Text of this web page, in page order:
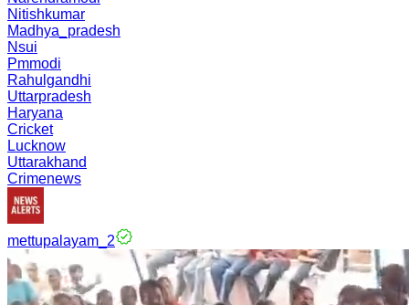
Nitishkumar
Madhya_pradesh
Nsui
Pmmodi
Rahulgandhi
Uttarpradesh
Haryana
Cricket
Lucknow
Uttarakhand
Crimenews
mettupalayam_2